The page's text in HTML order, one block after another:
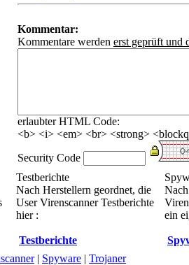
Kommentar:
Kommentare werden erst geprüft und
erlaubter HTML Code:
<b> <i> <em> <br> <strong>
Security Code
Testberichte
Nach Herstellern geordnet, die
User Virenscanner Testberichte
hier :
Testberichte
ein
| Spyware | Trojaner